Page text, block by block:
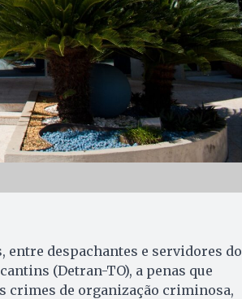
entre despachantes e servidores do
(Detran-TO), a penas que
crimes de organização criminosa,